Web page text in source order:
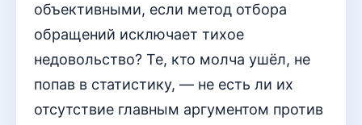
объективными, если метод отбора
обращений исключает тихое
недовольство? Те, кто молча ушёл, не
попав в статистику, — не есть ли их
отсутствие главным аргументом против